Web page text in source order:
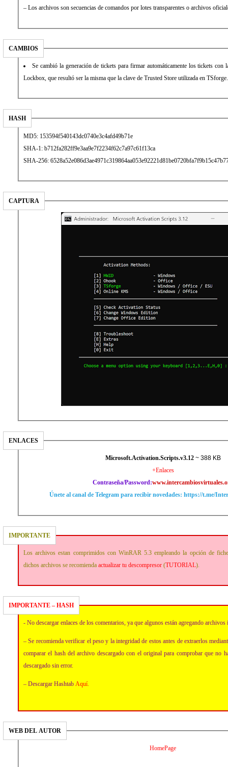
– Los archivos son secuencias de comandos por lotes transparentes o archivos
CAMBIOS
Se cambió la generación de tickets para firmar automáticamente los tickets con
Lockbox, que resultó ser la misma que la clave de Trusted Store utilizada en TSforge.
HASH
MD5: 153594f540143dc0740e3c4afd49b71e
SHA-1: b712fa282ff9e3aa9e7f2234f62c7a97c61f13ca
SHA-256:
CAPTURA
ENLACES
Microsoft.Activation.Scripts.v3.12~ 388 KB
+Enlaces
Contraseña/Password:
Únete al canal de Telegram para recibir novedades: https://t.me/
IMPORTANTE
Los archivos estan comprimidos con WinRAR 5.3 empleando la opción de
dichos archivos se recomienda actualizar tu descompresor (TUTORIAL).
IMPORTANTE – HASH
- No descargar enlaces de los comentarios, ya que algunos están agregando
– Se recomienda verificar el peso y la integridad de estos antes de extraerlos
comparar el hash del archivo descargado con el original para comprobar que no
descargado sin error.
– Descargar Hashtab Aquí.
WEB DEL AUTOR
HomePage